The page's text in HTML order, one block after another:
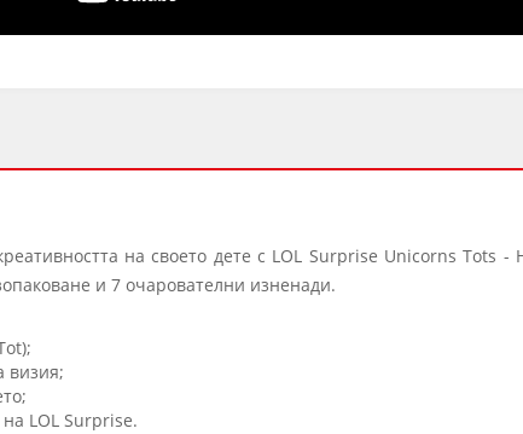
на своето дете с LOL Surprise Unicorns Tots
и 7 очарователни изненади.
визия;
LOL Surprise.